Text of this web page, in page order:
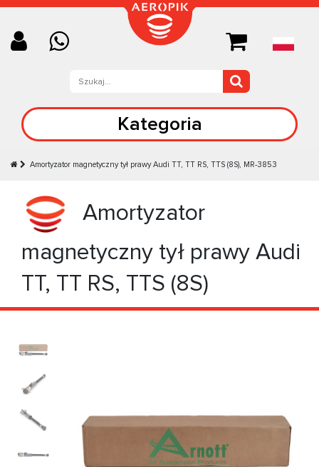
Kategoria
Amortyzator magnetyczny tył prawy Audi TT, TT RS, TTS (8S), MR-3853
Amortyzator
magnetyczny tył prawy Audi
TT, TT RS, TTS (8S)